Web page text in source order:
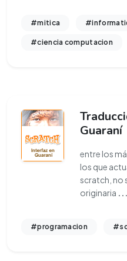
#mitica
#ciencia computacion
Guaraní
entre los
los que
scratch, no
originaria ...
#programacion